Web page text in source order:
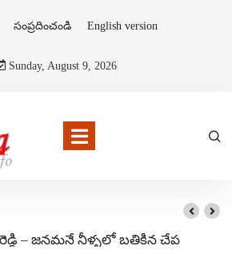
సంప్రదించండి English version
Sunday, August 9, 2026
– జనమనే నీళ్ళలో బతికిన చేప